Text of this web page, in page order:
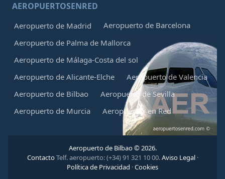
AEROPUERTOSENRED
Aeropuerto de Madrid
Aeropuerto de Barcelona
Aeropuerto de Palma de Mallorca
Aeropuerto de Málaga-Costa del sol
Aeropuerto de Alicante-Elche
Aeropuerto de Valencia
Aeropuerto de Bilbao
Aeropuerto de Sevilla
Aeropuerto de Murcia
Aeropuertos en Red
Aeropuerto de Bilbao © 2026.
ContactoTelf. aeropuerto: (+34) 91 321 10 00.Aviso Legal·
Política de Privacidad ·Cookies